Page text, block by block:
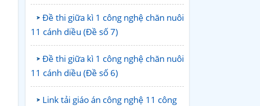
Đề thi giữa kì 1 công nghệ chăn nuôi
11 cánh diều (Đề số 7)
Đề thi giữa kì 1 công nghệ chăn nuôi
11 cánh diều (Đề số 6)
Link tải giáo án công nghệ 11 công